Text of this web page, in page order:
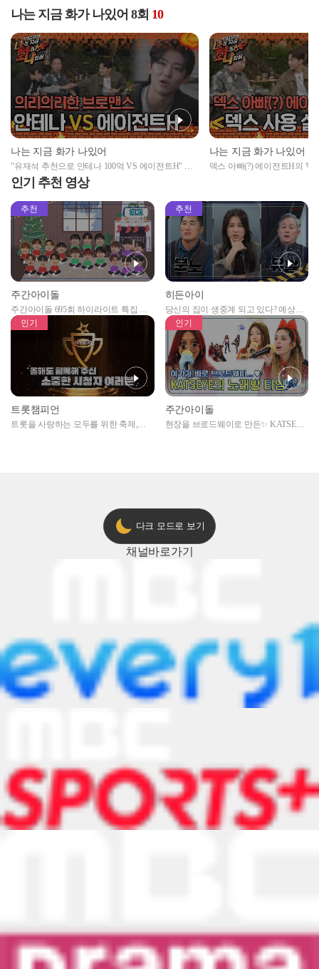
나는 지금 화가 나있어 8회 10
나는 지금 화가 나있어
"유재석 추천으로 안테나 100억 VS 에이전트H" 한
의리하는 덱스의 선택은?
나는 지금 화가 나있어
덱스 아빠(?) 에이전트H의 '덱
인기 추천 영상
추천
주간아이돌
주간아이돌 695회 하이라이트 특집 남
자아이돌편 예고
추천
히든아이
당신의 집이 생중계 되고 있다? 예상치
못한 곳에서 일어나는 불법촬영 범죄!
인기
트롯챔피언
트롯을 사랑하는 모두를 위한 축제,
인기
주간아이돌
현장을 브로드웨이로 만든✨ KATSEYE
다크 모드로 보기
채널바로가기